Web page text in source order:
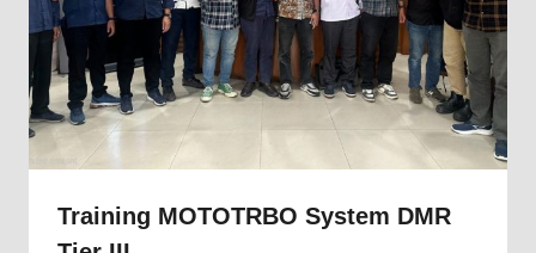
Training MOTOTRBO System DMR